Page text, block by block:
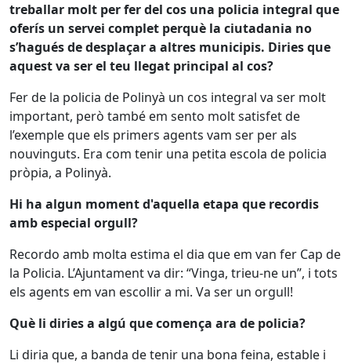
treballar molt per fer del cos una policia integral que
oferís un servei complet perquè la ciutadania no
s’hagués de desplaçar a altres municipis. Diries que
aquest va ser el teu llegat principal al cos?
Fer de la policia de Polinyà un cos integral va ser molt
important, però també em sento molt satisfet de
l’exemple que els primers agents vam ser per als
nouvinguts. Era com tenir una petita escola de policia
pròpia, a Polinyà.
Hi ha algun moment d'aquella etapa que recordis
amb especial orgull?
Recordo amb molta estima el dia que em van fer Cap de
la Policia. L’Ajuntament va dir: “Vinga, trieu-ne un”, i tots
els agents em van escollir a mi. Va ser un orgull!
Què li diries a algú que comença ara de policia?
Li diria que, a banda de tenir una bona feina, estable i